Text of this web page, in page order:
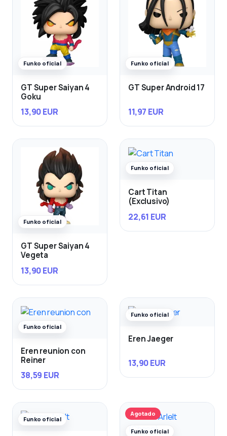
Funko oficial
GT Super Saiyan 4
Goku
13,90 EUR
Funko oficial
GT Super Android 17
11,97 EUR
Funko oficial
GT Super Saiyan 4
Vegeta
13,90 EUR
Funko oficial
Cart Titan
(Exclusivo)
22,61 EUR
Funko oficial
Eren reunion con
Reiner
38,59 EUR
Funko oficial
Eren Jaeger
13,90 EUR
Funko oficial
Agotado
Funko oficial